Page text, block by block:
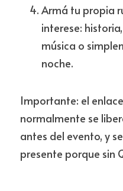
Armá tu propia
interese:
música o
noche.
Importante: el
normalmente se
antes del evento, y
presente porque sin